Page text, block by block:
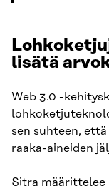
lisätä
Web 3.0 -
sen suhteen,
raaka-aineiden
Sitra määrittelee